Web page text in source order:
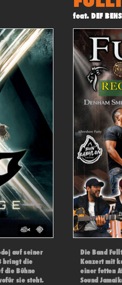
auf seiner
bringt die
die Bühne
sie steht.
feat. DEF
Die Band
Konzert mit
einer fetten
Sound